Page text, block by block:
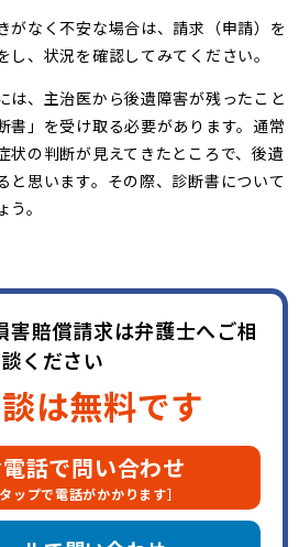
がなく不安な場合は、請求（申請）を
し、状況を確認してみてください。
は、主治医から後遺障害が残ったこと
書」を受け取る必要があります。通常
状の判断が見えてきたところで、後遺
と思います。その際、診断書について
。
害賠償請求は弁護士へご相
談ください
は無料です
話で問い合わせ
タップで電話がかかります］